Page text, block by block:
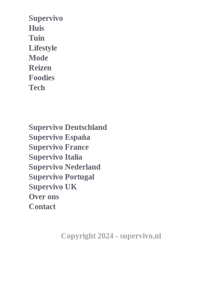
Supervivo
Huis
Tuin
Lifestyle
Mode
Reizen
Foodies
Tech
Supervivo Deutschland
Supervivo España
Supervivo France
Supervivo Italia
Supervivo Nederland
Supervivo Portugal
Supervivo UK
Over ons
Contact
Copyright 2024 - supervivo.nl